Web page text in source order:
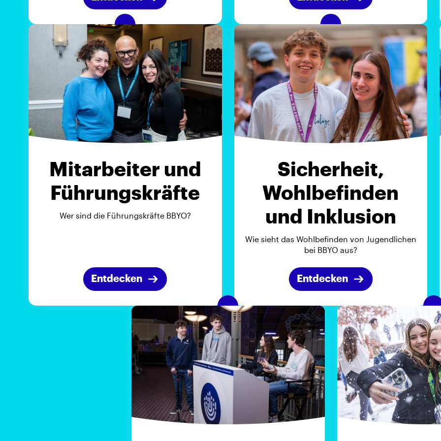
Mitarbeiter und
Führungskräfte
Wer sind die Führungskräfte BBYO?
Entdecken
Sicherheit,
Wohlbefinden
und Inklusion
Wie sieht das Wohlbefinden von Jugendlichen
bei BBYO aus?
Entdecken